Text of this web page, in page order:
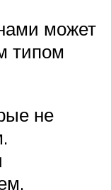
может
типом
не